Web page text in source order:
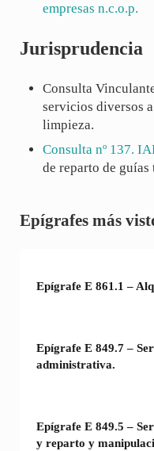
empresas n.c.o.p.
Jurisprudencia
Consulta
servicios diversos
limpieza.
Consulta nº 137.
de reparto de guías
Sidebar
Epígrafes más
Epígrafe E 861.1 –
Epígrafe E 849.7 –
administrativa.
Epígrafe E 849.5 –
y reparto y